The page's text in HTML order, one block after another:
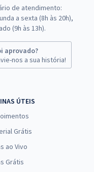
de atendimento:
a sexta (8h às 20h),
(9h às 13h).
aprovado?
nos a sua história!
ÚTEIS
Grátis
ao Vivo
Grátis